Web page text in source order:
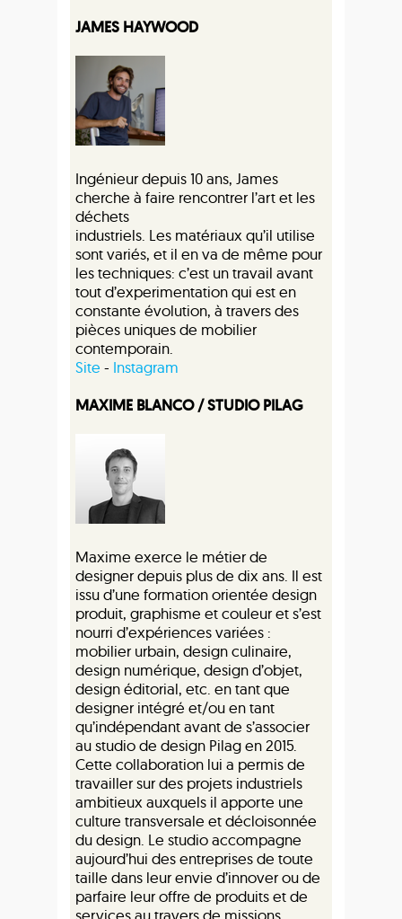
JAMES HAYWOOD
Ingénieur depuis 10 ans, James
cherche à faire rencontrer l’art et les
déchets
industriels. Les matériaux qu’il utilise
sont variés, et il en va de même pour
les techniques: c’est un travail avant
tout d’experimentation qui est en
constante évolution, à travers des
pièces uniques de mobilier
contemporain.
Site - Instagram
MAXIME BLANCO / STUDIO PILAG
Maxime exerce le métier de
designer depuis plus de dix ans. Il est
issu d’une formation orientée design
produit, graphisme et couleur et s’est
nourri d’expériences variées :
mobilier urbain, design culinaire,
design numérique, design d’objet,
design éditorial, etc. en tant que
designer intégré et/ou en tant
qu’indépendant avant de s’associer
au studio de design Pilag en 2015.
Cette collaboration lui a permis de
travailler sur des projets industriels
ambitieux auxquels il apporte une
culture transversale et décloisonnée
du design. Le studio accompagne
aujourd’hui des entreprises de toute
taille dans leur envie d’innover ou de
parfaire leur offre de produits et de